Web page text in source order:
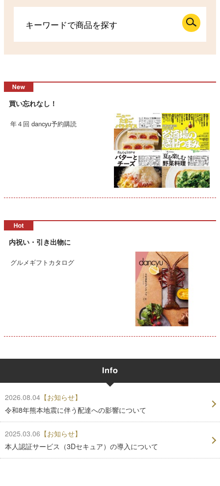
買い忘れなし！
年４回 dancyu予約購読
内祝い・引き出物に
グルメギフトカタログ
2026.08.04 【お知らせ】
令和8年熊本地震に伴う配達への影響について
2025.03.06 【お知らせ】
本人認証サービス（3Dセキュア）の導入について